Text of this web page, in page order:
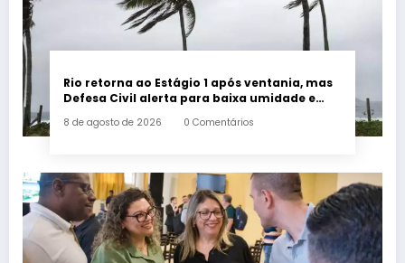
Rio retorna ao Estágio 1 após ventania, mas
Defesa Civil alerta para baixa umidade e
8 de agosto de 2026 0 Comentários